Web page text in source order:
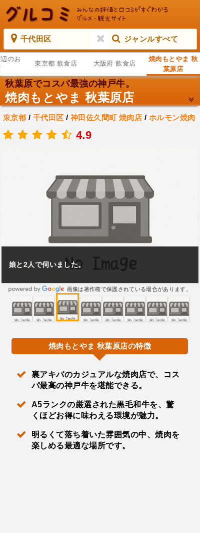
千代田区 ジャンルすべて
のお
東京都 飲食店 大阪府 飲食店
焼肉もとやま 秋
葉原店
秋葉原でコスパ最強の神戸牛。
焼肉もとやま 秋葉原店
東京都 / 千代田区 / 神田佐久間町 焼肉店 / ホルモン焼肉
.
4.9
娘と2人で伺いました。
画像は著作権で保護されている場合があります。
焼肉もとやま 秋葉原店の特徴
裏アキバのカジュアルな焼肉店で、コス
パ最高の神戸牛を堪能できる。
A5ランクの厳選された黒毛和牛を、驚
くほどお得に味わえる環境が魅力。
明るくて落ち着いた雰囲気の中、焼肉を
楽しめる最適な場所です。